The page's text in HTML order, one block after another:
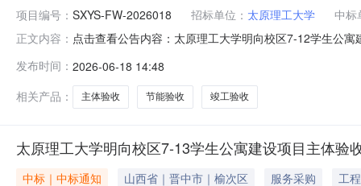
项目编号： SXYS-FW-2026018 招标单位： 太原理工大学
中标
正文内容： 点击查看公告内容：太原理工大学明向校区7-12学生公
发布时间： 2026-06-18 14:48
相关产品：
主体验收 节能验收 竣工验收
太原理工大学明向校区7-13学生公寓建设项目主体
中标｜中标通知 山西省｜晋中市｜榆次区 服务采购
工程